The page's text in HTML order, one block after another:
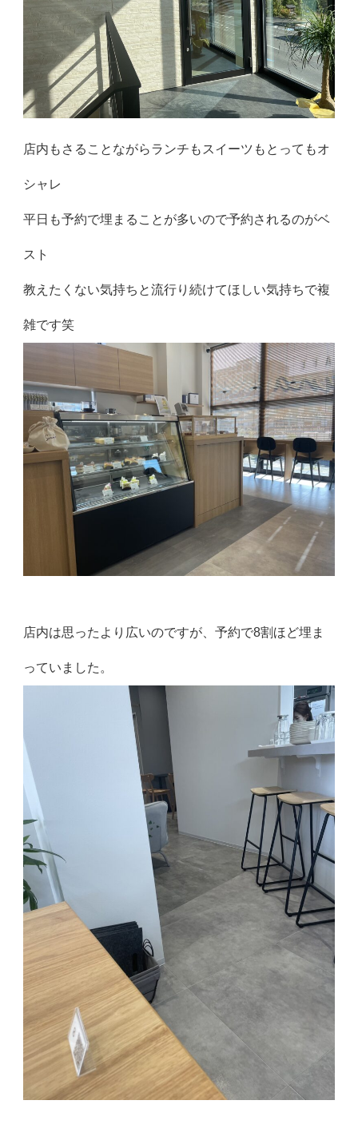
店内もさることながらランチもスイーツもとってもオ
シャレ
平日も予約で埋まることが多いので予約されるのがベ
スト
教えたくない気持ちと流行り続けてほしい気持ちで複
雑です笑
店内は思ったより広いのですが、予約で8割ほど埋ま
っていました。